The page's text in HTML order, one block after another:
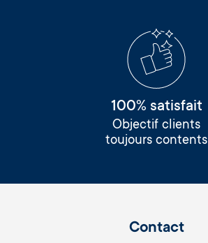
100% satisfait
Objectif clients
toujours contents
Contact